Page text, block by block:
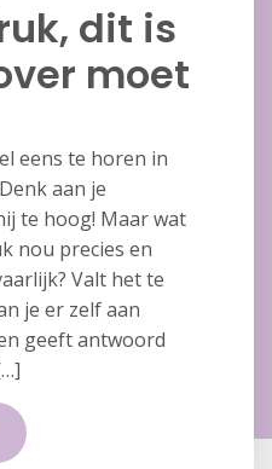
dit is
moet
eens te horen in
aan je
te hoog! Maar wat
nou precies en
Valt het te
je er zelf aan
geeft antwoord